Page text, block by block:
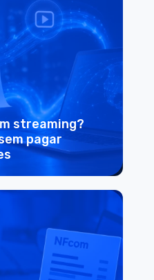
streaming?
pagar